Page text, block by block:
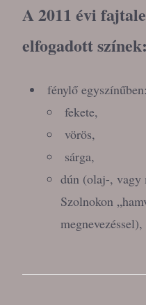
A 2011 évi
elfogadott színek:
fénylő egyszínűben:
fekete,
vörös,
sárga,
dún (olaj-, vagy
Szolnokon
megnevezéssel),